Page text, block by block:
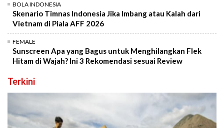
BOLA INDONESIA
Skenario Timnas Indonesia Jika Imbang atau Kalah dari
Vietnam di Piala AFF 2026
FEMALE
Sunscreen Apa yang Bagus untuk Menghilangkan Flek
Hitam di Wajah? Ini 3 Rekomendasi sesuai Review
Terkini